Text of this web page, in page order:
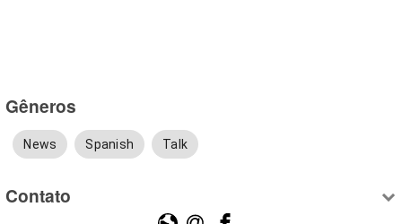
Gêneros
News Spanish Talk
Contato